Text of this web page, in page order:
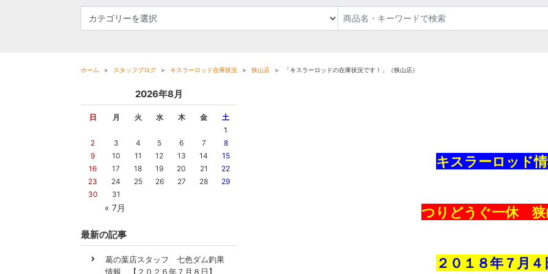
ホーム スタッフブログ キスラーロッド在庫状況 狭山店 「キスラーロッドの在庫状況です！」（狭山店）
キスラーロッド
つりどうぐ一休 狭
２０１８年７ 月４
2026年8月
日 月 火 水 木 金 土
« 7月
1
2
3 4 5 6 7
8
9
10 11 12 13 14
15
16
17 18 19 20 21
22
23
24 25 26 27 28
29
30
31
最新の記事
葛の葉店スタッフ 七色ダム釣果
情報 【２０２６年７月８日】